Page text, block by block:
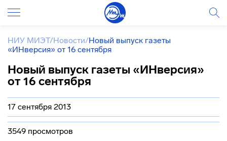
НИУ МИЭТ/Новости/Новый выпуск газеты
«ИНверсия» от 16 сентября
Новый выпуск газеты «ИНверсия»
от 16 сентября
17 сентября 2013
3549 просмотров